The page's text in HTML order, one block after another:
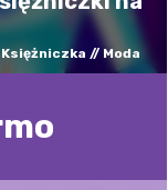
Księżniczka Moda